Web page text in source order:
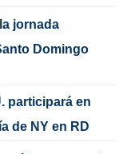
jornada
Domingo
participará en
de NY en RD